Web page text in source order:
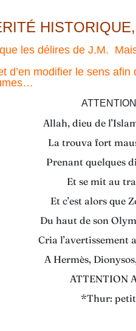
délires de J.M. Mais
modifier le sens
Allah, dieu de
La trouva fort
Prenant quelques
Et se mit au
Et c’est alors que
Du haut de son
Cria l’avertissement
A Hermès,
ATTENTION
*Thur: